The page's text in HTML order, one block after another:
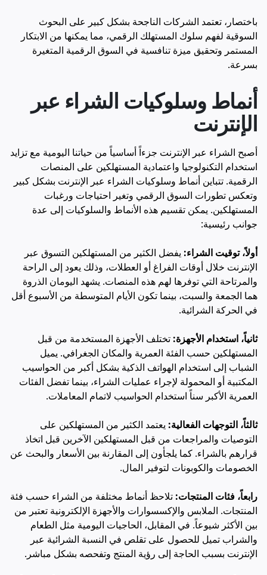
باختصار، تعتمد الشركات الناجحة بشكل كبير على البحوث
السوقية لفهم سلوك المستهلك الرقمي، مما يمكنها من الابتكار
المستمر وتحقيق ميزة تنافسية في السوق الرقمية المتغيرة
بسرعة.
أنماط وسلوكيات الشراء عبر
الإنترنت
أصبح الشراء عبر الإنترنت جزءاً أساسياً من حياتنا اليومية مع تزايد
استخدام التكنولوجيا واعتمادية المستهلكين على المنصات
الرقمية. تتباين أنماط وسلوكيات الشراء عبر الإنترنت بشكل كبير
وتعكس تطورات السوق الرقمي وتغير احتياجات ورغبات
المستهلكين. يمكن تقسيم هذه الأنماط والسلوكيات إلى عدة
جوانب رئيسية:
أولاً، توقيت الشراء: يفضل الكثير من المستهلكين التسوق عبر
الإنترنت خلال أوقات الفراغ أو العطلات، وذلك يعود إلى الراحة
والمرتاحة التي توفرها لهم هذه المنصات. يشهد اليومان الذروة
هما الجمعة والسبت، بينما تكون الأيام المتوسطة من الأسبوع أقل
في الحركة الشرائية.
ثانياً، استخدام الأجهزة: تختلف الأجهزة المستخدمة من قبل
المستهلكين حسب الفئة العمرية والمكان الجغرافي. يميل
الشباب إلى استخدام الهواتف الذكية بشكل أكبر من الحواسيب
المكتبية أو المحمولة لإجراء عمليات الشراء، بينما تفضل الفئات
العمرية الأكبر سناً استخدام الحواسيب لاتمام المعاملات.
ثالثاً، التوجهات الفعالية: يعتمد الكثير من المستهلكين على
التوصيات والمراجعات من قبل المستهلكين الآخرين قبل اتخاذ
قرارهم بالشراء. كما يلجأون إلى المقارنة بين الأسعار والبحث عن
الخصومات والكوبونات لتوفير المال.
رابعاً، فئات المنتجات: تلاحظ أنماط مختلفة من الشراء حسب فئة
المنتجات. الملابس والإكسسوارات والأجهزة الإلكترونية تعتبر من
بين الأكثر شيوعاً. في المقابل، الحاجيات اليومية مثل الطعام
والشراب تميل للحصول على تقلص في النسبة الشرائية عبر
الإنترنت بسبب الحاجة إلى رؤية المنتج وتفحصه بشكل مباشر.